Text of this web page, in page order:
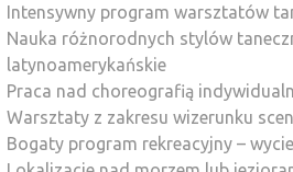
Intensywny program warsztatów
Nauka różnorodnych stylów
latynoamerykańskie
Praca nad choreografią
Warsztaty z zakresu wizerunku
Bogaty program rekreacyjny –